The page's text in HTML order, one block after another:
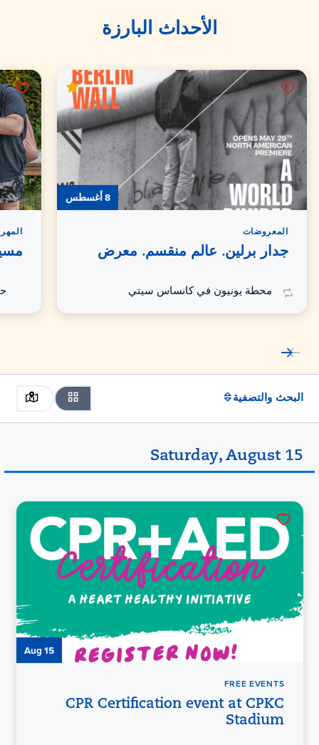
الأحداث البارزة
8 أغسطس
المعروضات
جدار برلين. عالم منقسم. معرض
محطة يونيون في كانساس سيتي
البحث والتصفية
Saturday, August 15
Aug 15
FREE EVENTS
CPR Certification event at CPKC
Stadium